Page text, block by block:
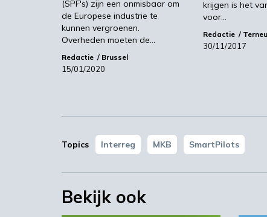
Interreg Europe SmartPilots
(SPF's) zijn een onmisbaar om
de Europese industrie te
kunnen vergroenen.
Overheden moeten de…
Redactie Brussel
15/01/2020
krijgen is het
voor…
Redactie
30/11/2017
Topics Interreg MKB SmartPilots
Bekijk ook